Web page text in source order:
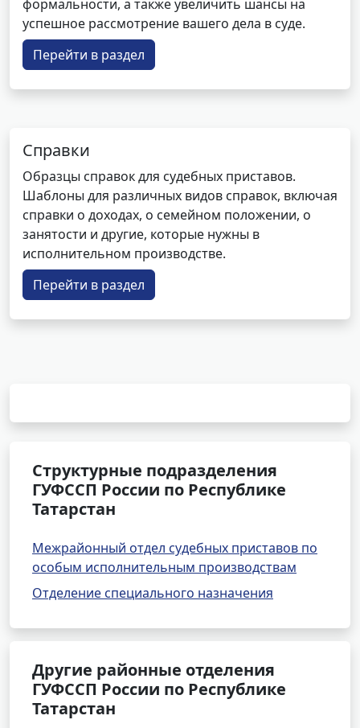
формальности, а также увеличить шансы на
успешное рассмотрение вашего дела в суде.
Перейти в раздел
Справки
Образцы справок для судебных приставов.
Шаблоны для различных видов справок, включая
справки о доходах, о семейном положении, о
занятости и другие, которые нужны в
исполнительном производстве.
Перейти в раздел
Структурные подразделения
ГУФССП России по Республике
Татарстан
Межрайонный отдел судебных приставов по
особым исполнительным производствам
Отделение специального назначения
Другие районные отделения
ГУФССП России по Республике
Татарстан